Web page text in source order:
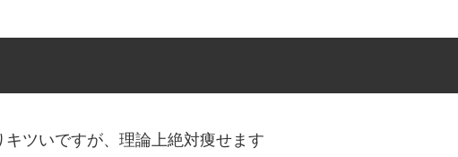
ツいですが、理論上絶対痩せます